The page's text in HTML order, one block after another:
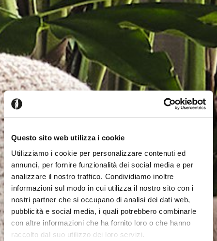
Questo sito web utilizza i cookie
Utilizziamo i cookie per personalizzare contenuti ed
annunci, per fornire funzionalità dei social media e per
analizzare il nostro traffico. Condividiamo inoltre
informazioni sul modo in cui utilizza il nostro sito con i
nostri partner che si occupano di analisi dei dati web,
pubblicità e social media, i quali potrebbero combinarle
con altre informazioni che ha fornito loro o che hanno
raccolto dal suo utilizzo dei loro servizi.